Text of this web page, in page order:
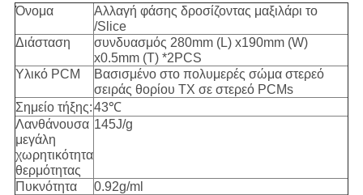
Όνομα
Αλλαγή φάσης δροσίζοντας μαξιλάρι το
/Slice
Διάσταση
συνδυασμός 280mm (L) x190mm (W)
x0.5mm (Τ) *2PCS
Υλικό PCM
Βασισμένο στο πολυμερές σώμα στερεό
σειράς θορίου TX σε στερεό PCMs
Σημείο τήξης:43℃
Λανθάνουσα
μεγάλη
χωρητικότητα
θερμότητας
145J/g
Πυκνότητα
0.92g/ml